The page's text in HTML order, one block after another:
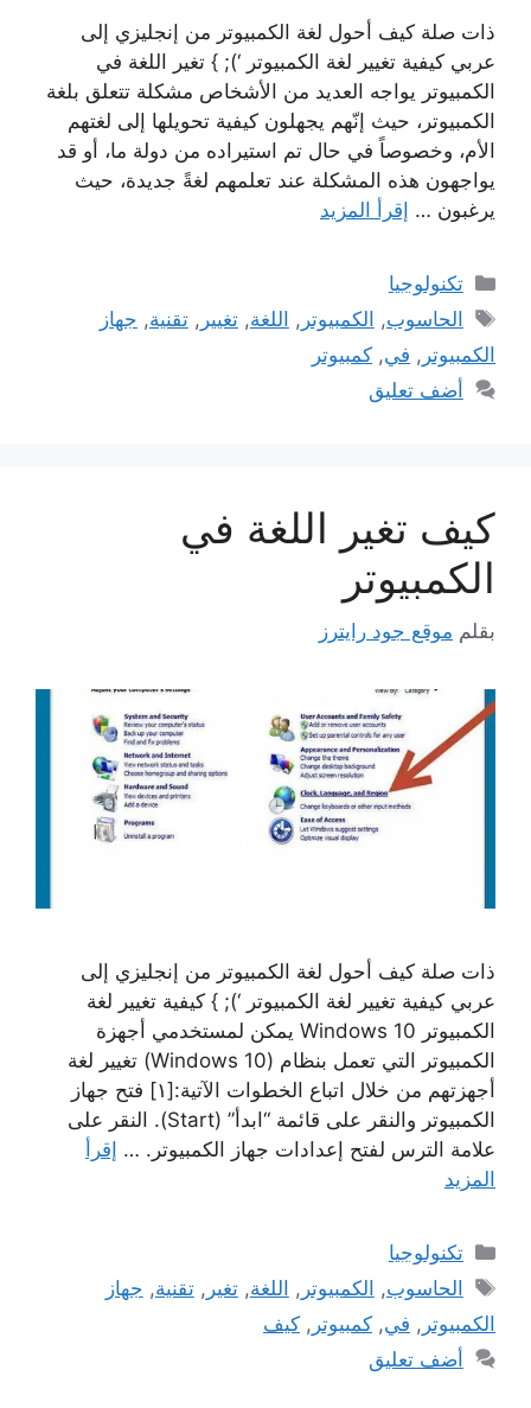
ذات صلة كيف أحول لغة الكمبيوتر من إنجليزي إلى
عربي كيفية تغيير لغة الكمبيوتر ‘); } تغير اللغة في
الكمبيوتر يواجه العديد من الأشخاص مشكلة تتعلق بلغة
الكمبيوتر، حيث إنّهم يجهلون كيفية تحويلها إلى لغتهم
الأم، وخصوصاً في حال تم استيراده من دولة ما، أو قد
يواجهون هذه المشكلة عند تعلمهم لغةً جديدة، حيث
يرغبون … إقرأ المزيد
التصنيفات
تكنولوجيا
الوسوم
الحاسوب, الكمبيوتر , اللغة,تغيير ,تقنية, جهاز
الكمبيوتر , في, كمبيوتر
أضف تعليق
كيف تغير اللغة في
الكمبيوتر
بقلم موقع جود رايترز
ذات صلة كيف أحول لغة الكمبيوتر من إنجليزي إلى
عربي كيفية تغيير لغة الكمبيوتر ‘); } كيفية تغيير لغة
الكمبيوتر Windows 10 يمكن لمستخدمي أجهزة
الكمبيوتر التي تعمل بنظام (Windows 10) تغيير لغة
أجهزتهم من خلال اتباع الخطوات الآتية:[١] فتح جهاز
الكمبيوتر والنقر على قائمة “ابدأ” (Start). النقر على
علامة الترس لفتح إعدادات جهاز الكمبيوتر. … إقرأ
المزيد
التصنيفات
تكنولوجيا
الوسوم
الحاسوب, الكمبيوتر , اللغة,تغير ,تقنية, جهاز
الكمبيوتر , في, كمبيوتر , كيف
أضف تعليق